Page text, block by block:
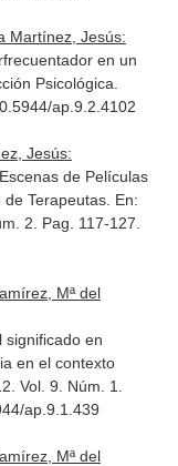
Martínez, Jesús:
en un
Psicológica
ap.9.2.4102
Jesús:
de Películas
Terapeutas. En:
2. Pag. 117-127.
Mª del
significado en
en el contexto
Vol. 9. Núm. 1.
ap.9.1.439
Mª del